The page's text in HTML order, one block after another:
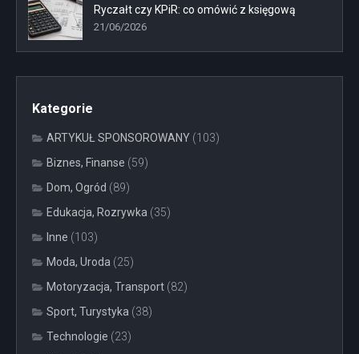
Ryczałt czy KPiR: co omówić z księgową
21/06/2026
Kategorie
ARTYKUŁ SPONSOROWANY (103)
Biznes, Finanse (59)
Dom, Ogród (89)
Edukacja, Rozrywka (35)
Inne (103)
Moda, Uroda (25)
Motoryzacja, Transport (82)
Sport, Turystyka (38)
Technologie (23)